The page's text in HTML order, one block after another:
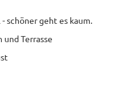
schöner geht es kaum.
Terrasse